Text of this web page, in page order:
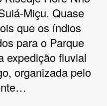
Miçu. Quase
que os índios
para o Parque
expedição fluvial
organizada pelo